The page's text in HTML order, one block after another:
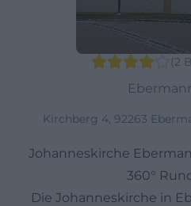
(2
Kirchberg 4, 92263
Johanneskirche
360°
Die Johanneskirche in